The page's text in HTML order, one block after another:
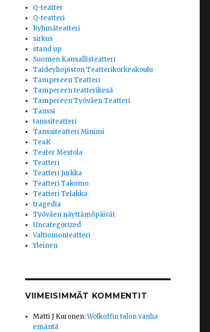
Q-teatter
Q-teatteri
Ryhmäteatteri
sirkus
stand up
Suomen Kansallisteatteri
Taideyliopiston Teatterikorkeakoulu
Tampereen Teatteri
Tampereen teatterikesä
Tampereen Työväen Teatteri
Tanssi
tanssiteatteri
Tanssiteatteri Minimi
TeaK
Teater Mestola
Teatteri
Teatteri Jurkka
Teatteri Takomo
Teatteri Telakka
tragedia
Työväen näyttämöpäivät
Uncategorized
Valtiomonteatteri
Yleinen
VIIMEISIMMÄT KOMMENTIT
Matti J Kuronen:Wolkoffin talon vanha
emäntä